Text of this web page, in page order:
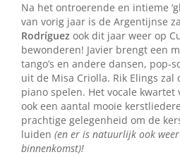
Na het ontroerende en intieme
van vorig jaar is de Argentijnse
Rodríguez ook dit jaar weer op
bewonderen! Javier brengt een
tango’s en andere dansen, pop-
uit de Misa Criolla. Rik Elings
piano spelen. Het vocale kwartet
ook een aantal mooie
prachtige gelegenheid om de
luiden (en er is natuurlijk ook
binnenkomst)!